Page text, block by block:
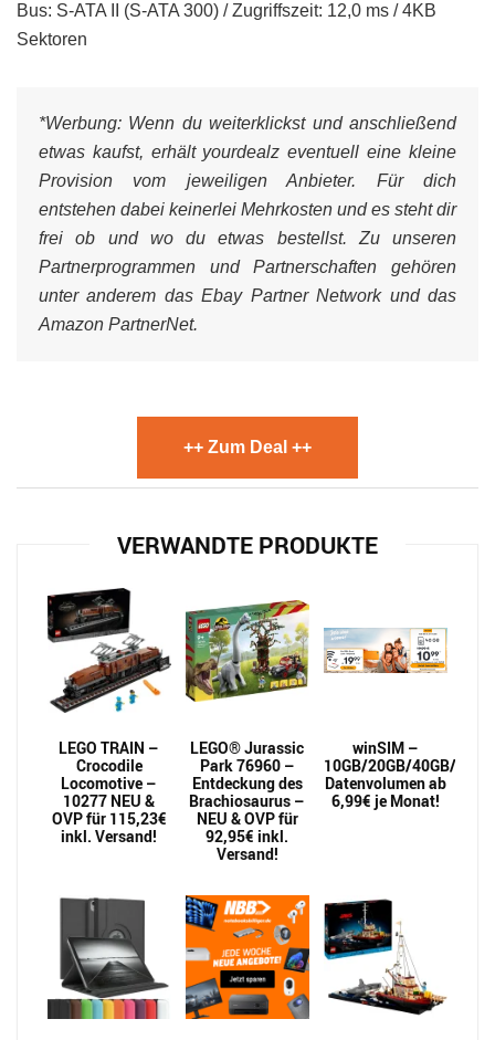
Bus: S-ATA II (S-ATA 300) / Zugriffszeit: 12,0 ms / 4KB
Sektoren
*Werbung: Wenn du weiterklickst und anschließend
etwas kaufst, erhält yourdealz eventuell eine kleine
Provision vom jeweiligen Anbieter. Für dich
entstehen dabei keinerlei Mehrkosten und es steht dir
frei ob und wo du etwas bestellst. Zu unseren
Partnerprogrammen und Partnerschaften gehören
unter anderem das Ebay Partner Network und das
Amazon PartnerNet.
++ Zum Deal ++
VERWANDTE PRODUKTE
LEGO TRAIN –
Crocodile
Locomotive –
10277 NEU &
OVP für 115,23€
inkl. Versand!
LEGO® Jurassic
Park 76960 –
Entdeckung des
Brachiosaurus –
NEU & OVP für
92,95€ inkl.
Versand!
winSIM –
10GB/20GB/40GB/
Datenvolumen ab
6,99€ je Monat!